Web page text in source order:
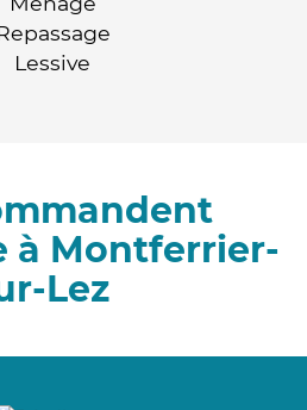
Lessive
à Montferrier-
Lez